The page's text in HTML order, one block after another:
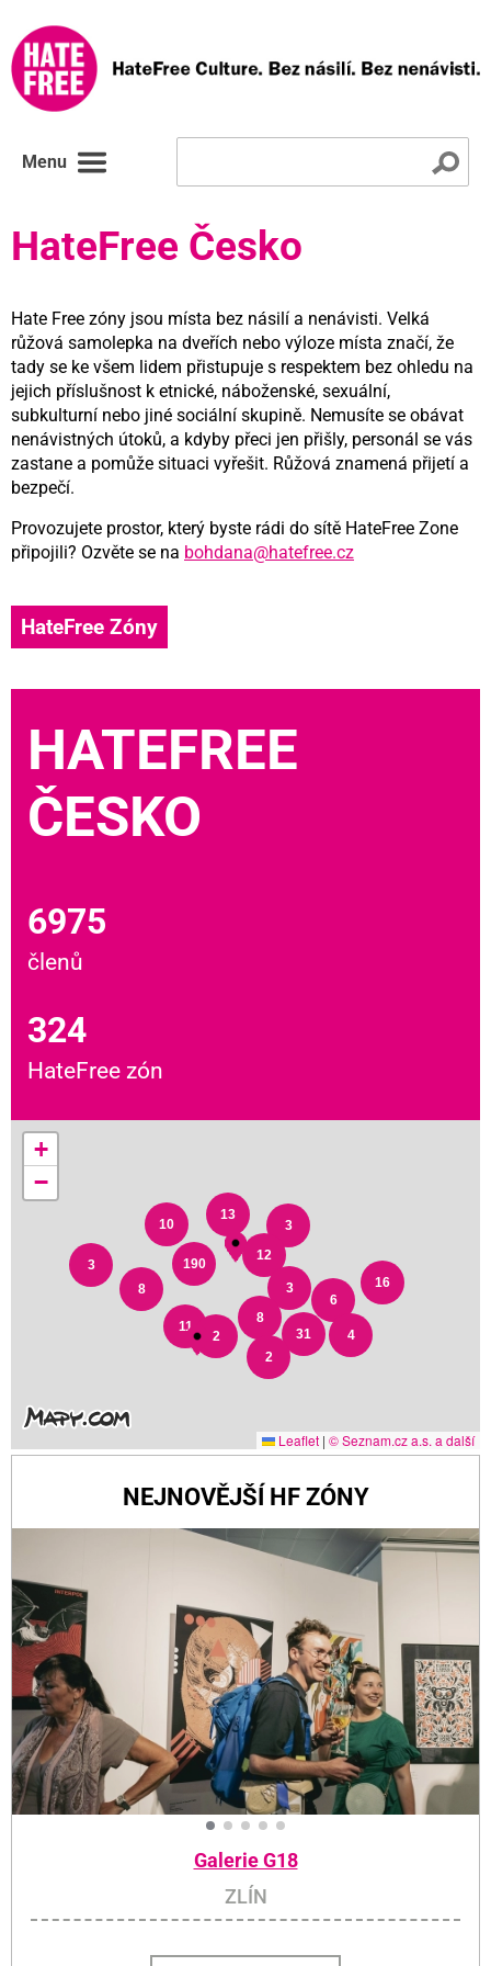
Menu
HateFree Česko
Hate Free zóny jsou místa bez násilí a nenávisti. Velká
růžová samolepka na dveřích nebo výloze místa značí, že
tady se ke všem lidem přistupuje s respektem bez ohledu na
jejich příslušnost k etnické, náboženské, sexuální,
subkulturní nebo jiné sociální skupině. Nemusíte se obávat
nenávistných útoků, a kdyby přeci jen přišly, personál se vás
zastane a pomůže situaci vyřešit. Růžová znamená přijetí a
bezpečí.
Provozujete prostor, který byste rádi do sítě HateFree Zone
připojili? Ozvěte se na bohdana@hatefree.cz
HateFree Zóny
HATEFREE
ČESKO
6975
členů
324
HateFree zón
3
2
16
2
6
4
8
31
3
3
13
12
10
8
11
190
+
−
Leaflet | © Seznam.cz a.s. a další
NEJNOVĚJŠÍ HF ZÓNY
Galerie G18
ZLÍN